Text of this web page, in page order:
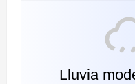
Lluvia